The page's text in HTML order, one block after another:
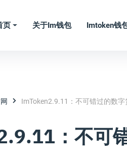
页 关于im钱包 Imtoken钱
ImToken2.9.11：不可错过的数字
：不可